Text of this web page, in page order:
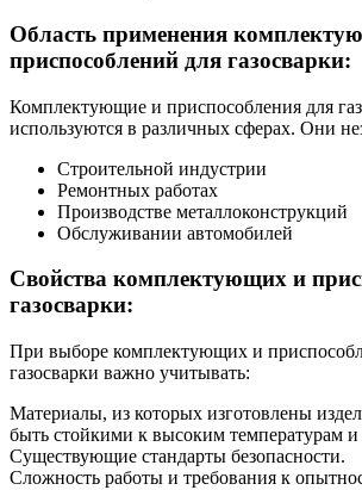
Область применения
приспособлений для газосварки:
Комплектующие и приспособления для
используются в различных сферах. Они
Строительной индустрии
Ремонтных работах
Производстве металлоконструкций
Обслуживании автомобилей
Свойства комплектующих и
газосварки:
При выборе комплектующих и
газосварки важно учитывать:
Материалы, из которых изготовлены
быть стойкими к высоким температурам и
Существующие стандарты безопасности.
Сложность работы и требования к